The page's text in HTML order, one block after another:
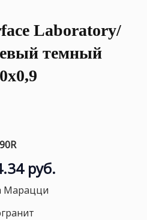
Laboratory/
темный
руб.
Марацци